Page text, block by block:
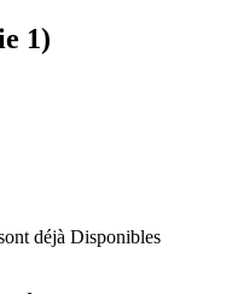
1)
déjà Disponibles